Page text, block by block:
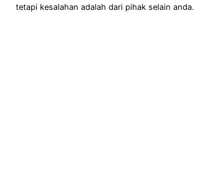
tetapi kesalahan adalah dari pihak selain anda.